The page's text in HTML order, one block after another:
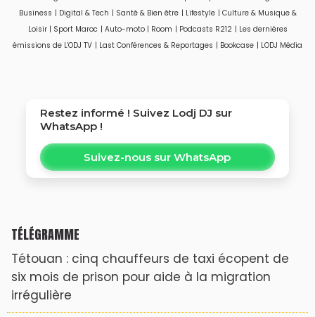
femmes
Business | Digital & Tech | Santé & Bien être | Lifestyle | Culture & Musique &
Loisir | Sport Maroc | Auto-moto | Room | Podcasts R212 | Les dernières
émissions de L'ODJ TV | Last Conférences & Reportages | Bookcase | LODJ Média
Restez informé ! Suivez Lodj DJ sur
WhatsApp !
Suivez-nous sur WhatsApp
TÉLÉGRAMME
Tétouan : cinq chauffeurs de taxi écopent de
six mois de prison pour aide à la migration
irrégulière